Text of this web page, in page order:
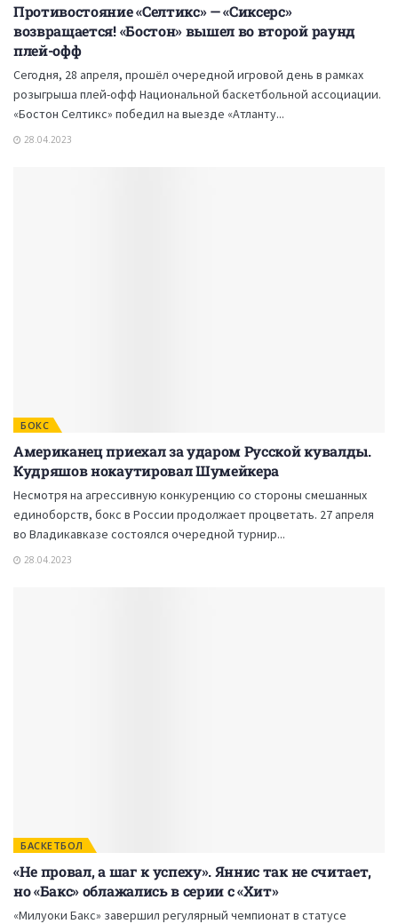
Противостояние «Селтикс» — «Сиксерс»
возвращается! «Бостон» вышел во второй раунд
плей-офф
Сегодня, 28 апреля, прошёл очередной игровой день в рамках
розыгрыша плей-офф Национальной баскетбольной ассоциации.
«Бостон Селтикс» победил на выезде «Атланту...
28.04.2023
БОКС
Американец приехал за ударом Русской кувалды.
Кудряшов нокаутировал Шумейкера
Несмотря на агрессивную конкуренцию со стороны смешанных
единоборств, бокс в России продолжает процветать. 27 апреля
во Владикавказе состоялся очередной турнир...
28.04.2023
БАСКЕТБОЛ
«Не провал, а шаг к успеху». Яннис так не считает,
но «Бакс» облажались в серии с «Хит»
«Милуоки Бакс» завершил регулярный чемпионат в статусе